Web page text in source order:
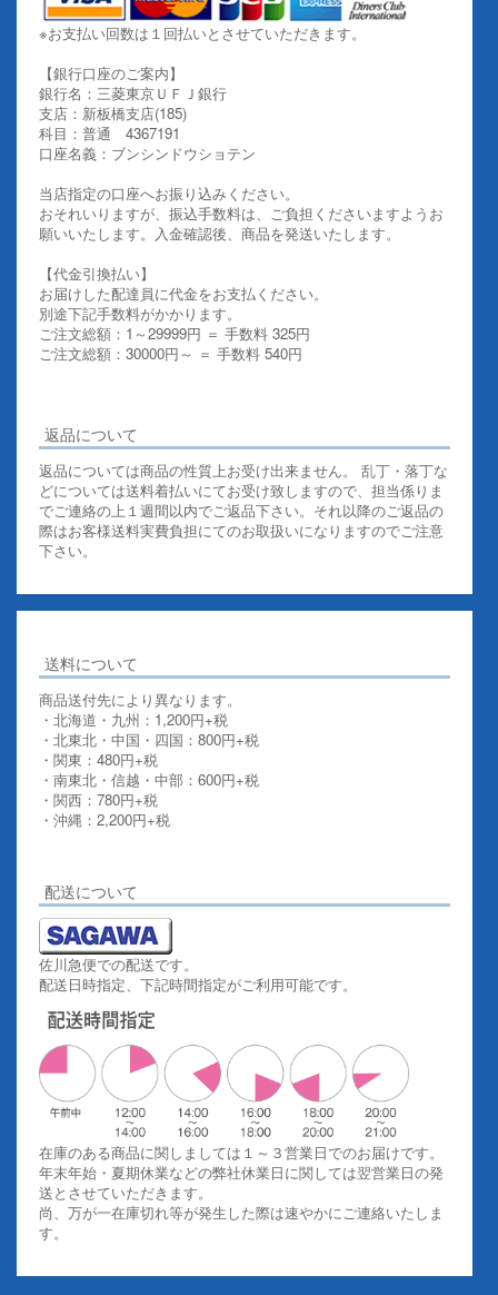
※お支払い回数は１回払いとさせていただきます。
【銀行口座のご案内】
銀行名：三菱東京ＵＦＪ銀行
支店：新板橋支店(185)
科目：普通 4367191
口座名義：ブンシンドウショテン
当店指定の口座へお振り込みください。
おそれいりますが、振込手数料は、ご負担くださいますようお
願いいたします。入金確認後、商品を発送いたします。
【代金引換払い】
お届けした配達員に代金をお支払ください。
別途下記手数料がかかります。
ご注文総額：1～29999円 ＝ 手数料 325円
ご注文総額：30000円～ ＝ 手数料 540円
返品について
返品については商品の性質上お受け出来ません。 乱丁・落丁な
どについては送料着払いにてお受け致しますので、担当係りま
でご連絡の上１週間以内でご返品下さい。それ以降のご返品の
際はお客様送料実費負担にてのお取扱いになりますのでご注意
下さい。
送料について
商品送付先により異なります。
・北海道・九州：1,200円+税
・北東北・中国・四国：800円+税
・関東：480円+税
・南東北・信越・中部：600円+税
・関西：780円+税
・沖縄：2,200円+税
配送について
佐川急便での配送です。
配送日時指定、下記時間指定がご利用可能です。
在庫のある商品に関しましては１～３営業日でのお届けです。
年末年始・夏期休業などの弊社休業日に関しては翌営業日の発
送とさせていただきます。
尚、万が一在庫切れ等が発生した際は速やかにご連絡いたしま
す。